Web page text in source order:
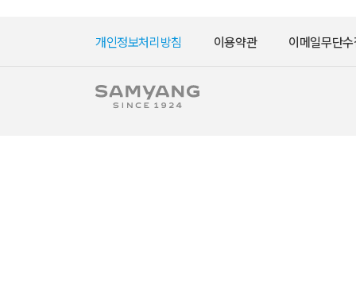
개인정보처리방침 이용약관 이메일무단